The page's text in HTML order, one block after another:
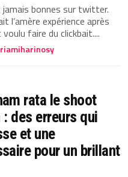
bonnes sur twitter.
l’amère expérience après
faire du clickbait....
rata le shoot
: des erreurs qui
et une
pour un brillant